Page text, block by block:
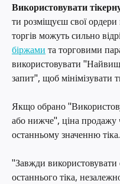
Використовувати
ти розміщуєш свої ордери
торгів можуть сильно
біржами та торговими
використовувати
запит", щоб мінімізувати
Якщо обрано
або нижче", ціна продажу
останньому значенню тіка.
"Завжди використовувати
останнього тіка,